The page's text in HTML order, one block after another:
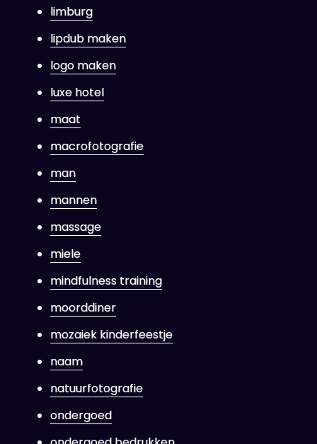
limburg
lipdub maken
logo maken
luxe hotel
maat
macrofotografie
man
mannen
massage
miele
mindfulness training
moorddiner
mozaiek kinderfeestje
naam
natuurfotografie
ondergoed